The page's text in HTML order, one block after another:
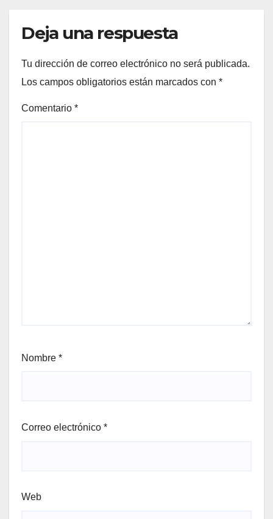
Deja una respuesta
Tu dirección de correo electrónico no será publicada.
Los campos obligatorios están marcados con *
Comentario *
Nombre *
Correo electrónico *
Web